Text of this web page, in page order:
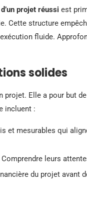
projet réussi est
Cette structure
fluide.
solides
projet. Elle a pour but
incluent :
et mesurables qui
leurs
du projet avant